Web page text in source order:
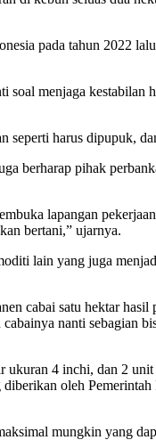
pada tahun 2022
menjaga kestabilan
seperti harus dipupuk,
berharap pihak
lapangan
bertani,” ujarnya.
lain yang juga
cabai satu hektar hasil
nanti sebagian
ukuran 4 inchi, dan 2
oleh Pemerintah
mungkin yang